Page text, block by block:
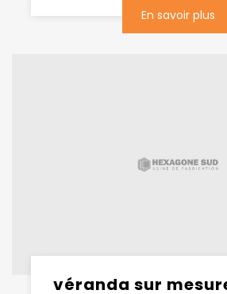
En savoir plus
véranda sur